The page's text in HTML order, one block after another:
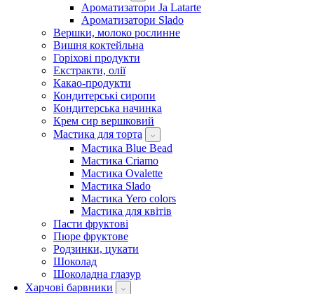
Ароматизатори Ja Latarte
Ароматизатори Slado
Вершки, молоко рослинне
Вишня коктейльна
Горіхові продукти
Екстракти, олії
Какао-продукти
Кондитерські сиропи
Кондитерська начинка
Крем сир вершковий
Мастика для торта
Мастика Blue Bead
Мастика Criamo
Мастика Ovalette
Мастика Slado
Мастика Yero colors
Мастика для квітів
Пасти фруктові
Пюре фруктове
Родзинки, цукати
Шоколад
Шоколадна глазур
Харчові барвники